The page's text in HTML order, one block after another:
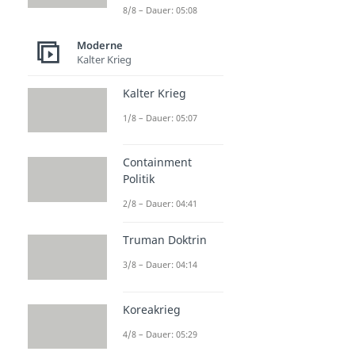
8/8 – Dauer: 05:08
Moderne
Kalter Krieg
Kalter Krieg
1/8 – Dauer: 05:07
Containment
Politik
2/8 – Dauer: 04:41
Truman Doktrin
3/8 – Dauer: 04:14
Koreakrieg
4/8 – Dauer: 05:29